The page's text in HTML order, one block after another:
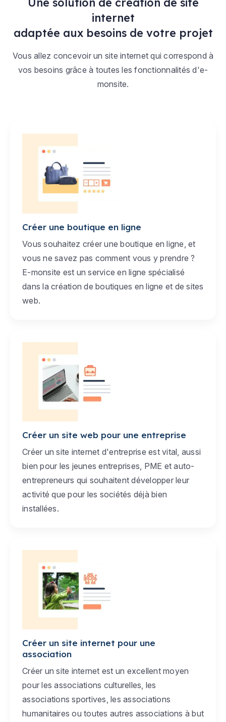
internet
adaptée aux besoins de votre projet
Vous allez concevoir un site internet qui correspond à
vos besoins grâce à toutes les fonctionnalités d'e-
monsite.
Créer une boutique en ligne
Vous souhaitez créer une boutique en ligne, et
vous ne savez pas comment vous y prendre ?
E-monsite est un service en ligne spécialisé
dans la création de boutiques en ligne et de sites
web.
Créer un site web pour une entreprise
Créer un site internet d'entreprise est vital, aussi
bien pour les jeunes entreprises, PME et auto-
entrepreneurs qui souhaitent développer leur
activité que pour les sociétés déjà bien
installées.
Créer un site internet pour une
association
Créer un site internet est un excellent moyen
pour les associations culturelles, les
associations sportives, les associations
humanitaires ou toutes autres associations à but